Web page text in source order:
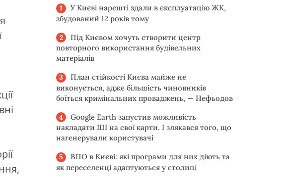
У Києві нарешті здали в експлуатацію ЖК,
збудований 12 років тому
Під Києвом хочуть створити центр
повторного використання будівельних
матеріалів
План стійкості Києва майже не
виконується, адже більшість чиновників
боїться кримінальних проваджень, — Нефьодов
Google Earth запустив можливість
накладати ШІ на свої карти. І злякався того, що
нагенерували користувачі
ВПО в Києві: які програми для них діють та
як переселенці адаптуються у столиці